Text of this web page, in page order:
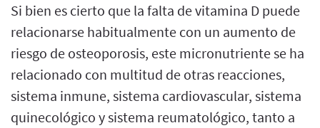
Si bien es cierto que la falta de vitamina D puede
relacionarse habitualmente con un aumento de
riesgo de osteoporosis, este micronutriente se ha
relacionado con multitud de otras reacciones,
sistema inmune, sistema cardiovascular, sistema
quinecológico y sistema reumatológico, tanto a